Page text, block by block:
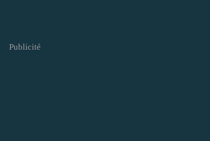
Publicité